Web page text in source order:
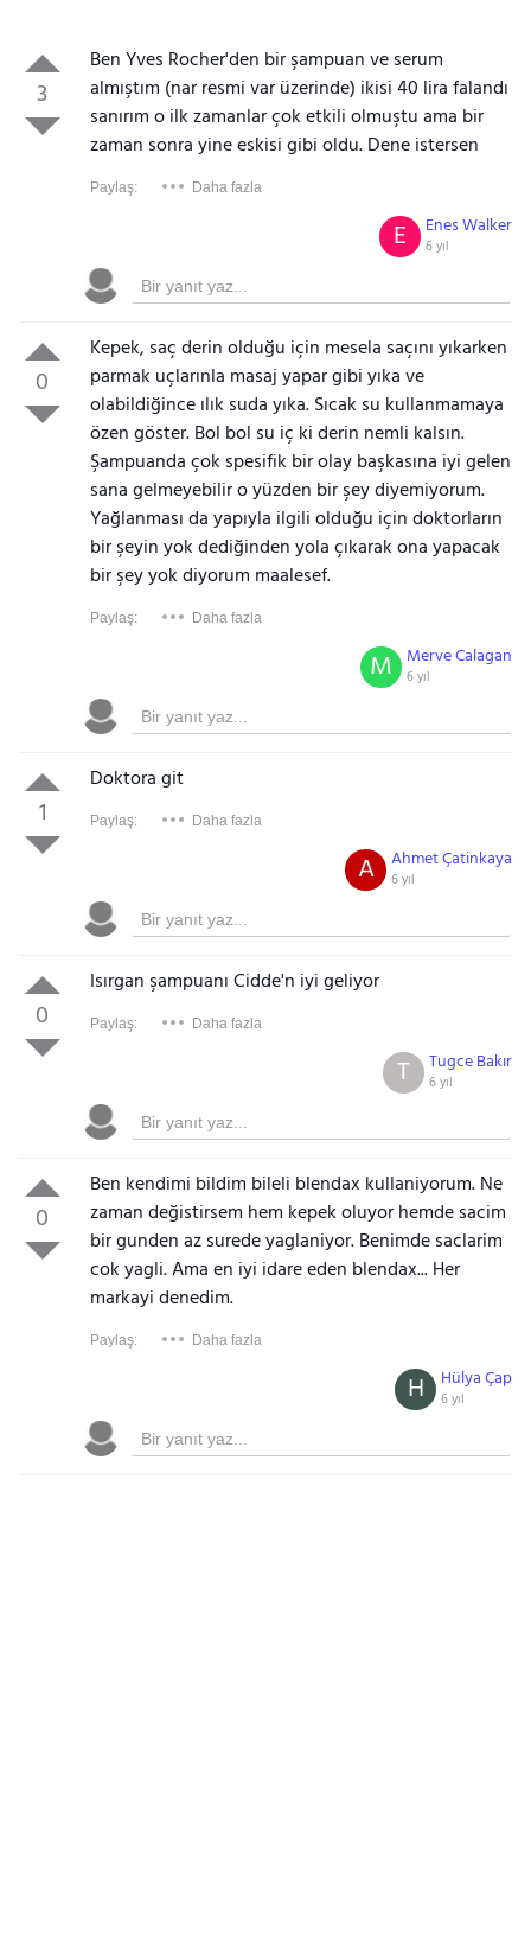
3
Ben Yves Rocher'den bir şampuan ve serum
almıştım (nar resmi var üzerinde) ikisi 40 lira falandı
sanırım o ilk zamanlar çok etkili olmuştu ama bir
zaman sonra yine eskisi gibi oldu. Dene istersen
Paylaş: Daha fazla
Enes Walker
6 yıl
E
0
Kepek, saç derin olduğu için mesela saçını yıkarken
parmak uçlarınla masaj yapar gibi yıka ve
olabildiğince ılık suda yıka. Sıcak su kullanmamaya
özen göster. Bol bol su iç ki derin nemli kalsın.
Şampuanda çok spesifik bir olay başkasına iyi gelen
sana gelmeyebilir o yüzden bir şey diyemiyorum.
Yağlanması da yapıyla ilgili olduğu için doktorların
bir şeyin yok dediğinden yola çıkarak ona yapacak
bir şey yok diyorum maalesef.
Paylaş: Daha fazla
Merve Calagan
6 yıl
M
1
Doktora git
Paylaş: Daha fazla
Ahmet Çatinkaya
6 yıl
A
0
Isırgan şampuanı Cidde'n iyi geliyor
Paylaş: Daha fazla
Tugce Bakır
6 yıl
T
0
Ben kendimi bildim bileli blendax kullaniyorum. Ne
zaman değistirsem hem kepek oluyor hemde sacim
bir gunden az surede yaglaniyor. Benimde saclarim
cok yagli. Ama en iyi idare eden blendax... Her
markayi denedim.
Paylaş: Daha fazla
Hülya Çap
6 yıl
H